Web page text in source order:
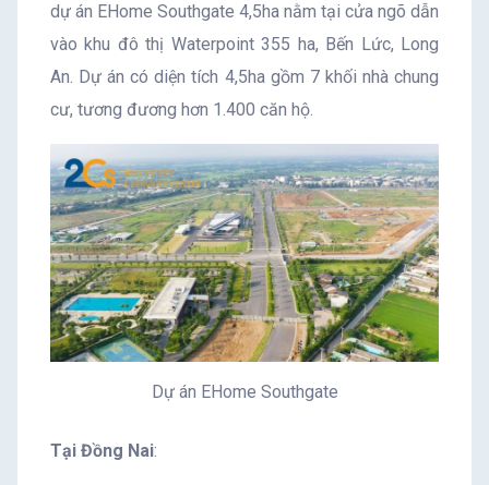
dự án EHome Southgate 4,5ha nằm tại cửa ngõ dẫn
vào khu đô thị Waterpoint 355 ha, Bến Lức, Long
An. Dự án có diện tích 4,5ha gồm 7 khối nhà chung
cư, tương đương hơn 1.400 căn hộ.
Dự án EHome Southgate
Tại Đồng Nai: